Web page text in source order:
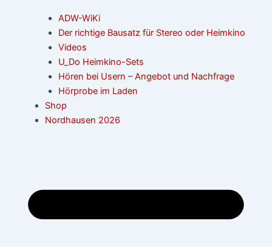
ADW-WiKi
Der richtige Bausatz für Stereo oder Heimkino
Videos
U_Do Heimkino-Sets
Hören bei Usern – Angebot und Nachfrage
Hörprobe im Laden
Shop
Nordhausen 2026